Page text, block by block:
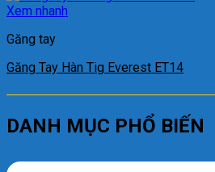
Xem nhanh
Găng tay
Găng Tay Hàn Tig Everest ET14
DANH MỤC PHỔ BIẾN